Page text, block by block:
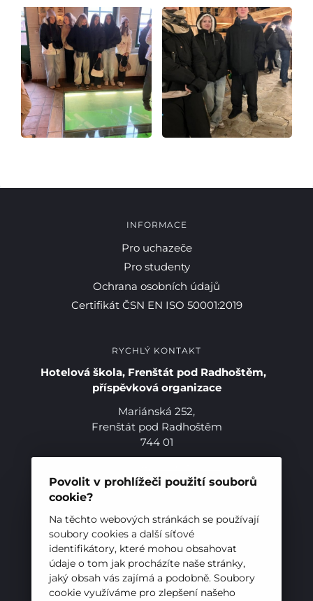
Povolit v prohlížeči použití souborů
cookie?
Na těchto webových stránkách se používají
soubory cookies a další síťové
identifikátory, které mohou obsahovat
údaje o tom jak procházíte naše stránky,
jaký obsah vás zajímá a podobně. Soubory
cookie využíváme pro zlepšení našeho
Pro uchazeče
INFORMACE
Pro uchazeče
Pro studenty
Ochrana osobních údajů
Certifikát ČSN EN ISO 50001:2019
RYCHLÝ KONTAKT
Hotelová škola, Frenštát pod Radhoštěm,
příspěvková organizace
Mariánská 252,
Frenštát pod Radhoštěm
744 01
E-mail:sekretariat@hotelovkafren.cz
Datová schránka: bc5jrez
IČ: 00576441
ZŘIZOVATEL
Hotelová škola, Frenštát pod Radhoštěm je
příspěvkovou organizací zřizovanou